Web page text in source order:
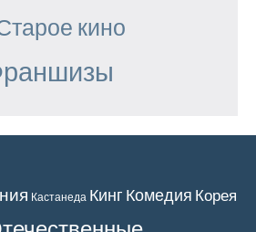
кино
Кастанеда Кинг Комедия Корея